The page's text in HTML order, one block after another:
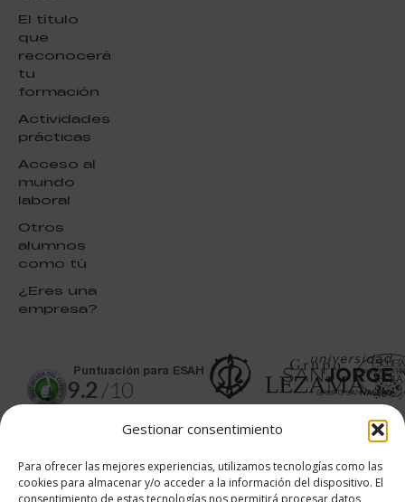
Gestionar consentimiento
Para ofrecer las mejores experiencias, utilizamos tecnologías como las
cookies para almacenar y/o acceder a la información del dispositivo. El
consentimiento de estas tecnologías nos permitirá procesar datos
El título
que
reconocerá
tu
formación
Actividades
prácticas
Acceso al
mundo
laboral
Otros
alumnos
como tú
¿Eres una
empresa?
puntuación para ESAH
9.2 /10
Valoraciones soportado por
eKomi